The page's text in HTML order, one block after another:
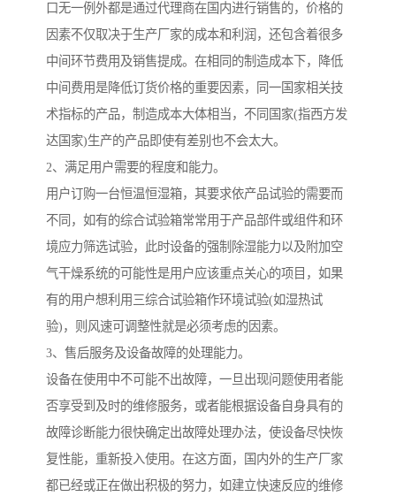
口无一例外都是通过代理商在国内进行销售的，价格的
因素不仅取决于生产厂家的成本和利润，还包含着很多
中间环节费用及销售提成。在相同的制造成本下，降低
中间费用是降低订货价格的重要因素，同一国家相关技
术指标的产品，制造成本大体相当，不同国家(指西方发
达国家)生产的产品即使有差别也不会太大。
2、满足用户需要的程度和能力。
用户订购一台恒温恒湿箱，其要求依产品试验的需要而
不同，如有的综合试验箱常常用于产品部件或组件和环
境应力筛选试验，此时设备的强制除湿能力以及附加空
气干燥系统的可能性是用户应该重点关心的项目，如果
有的用户想利用三综合试验箱作环境试验(如湿热试
验)，则风速可调整性就是必须考虑的因素。
3、售后服务及设备故障的处理能力。
设备在使用中不可能不出故障，一旦出现问题使用者能
否享受到及时的维修服务，或者能根据设备自身具有的
故障诊断能力很快确定出故障处理办法，使设备尽快恢
复性能，重新投入使用。在这方面，国内外的生产厂家
都已经或正在做出积极的努力，如建立快速反应的维修